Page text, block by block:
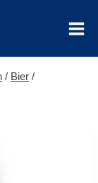
/ Bier /